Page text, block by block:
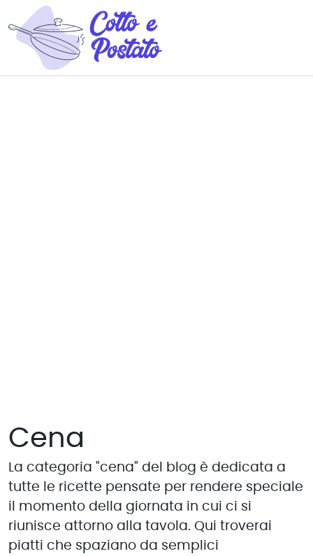
Cena
La categoria "cena" del blog è dedicata a
tutte le ricette pensate per rendere speciale
il momento della giornata in cui ci si
riunisce attorno alla tavola. Qui troverai
piatti che spaziano da semplici